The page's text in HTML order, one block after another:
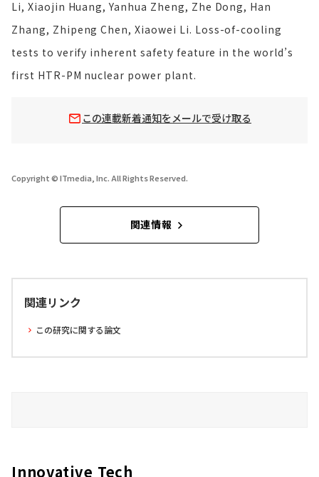
Li, Xiaojin Huang, Yanhua Zheng, Zhe Dong, Han
Zhang, Zhipeng Chen, Xiaowei Li. Loss-of-cooling
tests to verify inherent safety feature in the world’s
first HTR-PM nuclear power plant.
この連載新着通知をメールで受け取る
Copyright © ITmedia, Inc. All Rights Reserved.
関連情報
関連リンク
この研究に関する論文
Innovative Tech